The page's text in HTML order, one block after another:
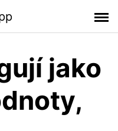
jako